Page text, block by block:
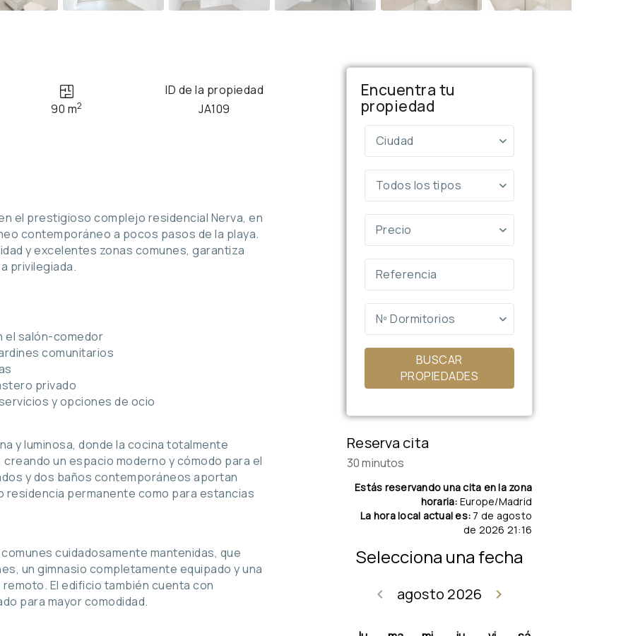
90 m2
ID de la propiedad
JA109
el prestigioso complejo residencial Nerva, en
contemporáneo a pocos pasos de la playa.
y excelentes zonas comunes, garantiza
privilegiada.
el salón-comedor
comunitarios
privado
y opciones de ocio
y luminosa, donde la cocina totalmente
un espacio moderno y cómodo para el
y dos baños contemporáneos aportan
residencia permanente como para estancias
cuidadosamente mantenidas, que
un gimnasio completamente equipado y una
El edificio también cuenta con
para mayor comodidad.
Encuentra tu
propiedad
Ciudad
Todos los tipos
Precio
Nº Dormitorios
BUSCAR
PROPIEDADES